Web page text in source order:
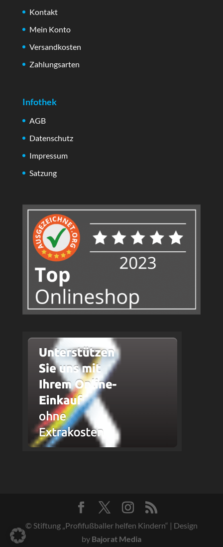
Kontakt
Mein Konto
Versandkosten
Zahlungsarten
Infothek
AGB
Datenschutz
Impressum
Satzung
© Stiftung „Profifußballer helfen Kindern“ | Design
by Bajorat Media